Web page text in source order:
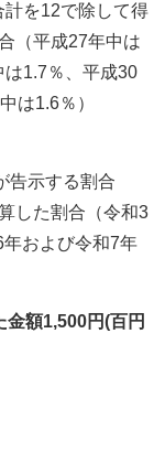
を12で除して得
（平成27年中は
1.7％、平成30
は1.6％）
告示する割合
した割合（令和3
および令和7年
額1,500円(百円